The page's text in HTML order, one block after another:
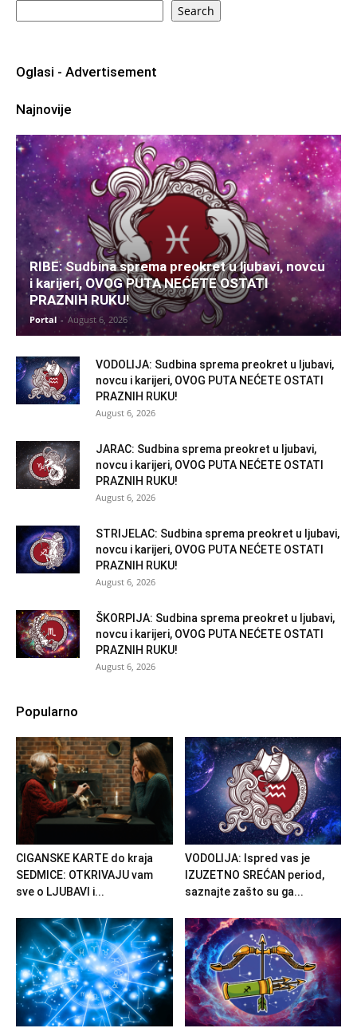
Search
Oglasi - Advertisement
Najnovije
RIBE: Sudbina sprema preokret u ljubavi, novcu
i karijeri, OVOG PUTA NEĆETE OSTATI
PRAZNIH RUKU!
Portal - August 6, 2026
VODOLIJA: Sudbina sprema preokret u ljubavi,
novcu i karijeri, OVOG PUTA NEĆETE OSTATI
PRAZNIH RUKU!
August 6, 2026
JARAC: Sudbina sprema preokret u ljubavi,
novcu i karijeri, OVOG PUTA NEĆETE OSTATI
PRAZNIH RUKU!
August 6, 2026
STRIJELAC: Sudbina sprema preokret u ljubavi,
novcu i karijeri, OVOG PUTA NEĆETE OSTATI
PRAZNIH RUKU!
August 6, 2026
ŠKORPIJA: Sudbina sprema preokret u ljubavi,
novcu i karijeri, OVOG PUTA NEĆETE OSTATI
PRAZNIH RUKU!
August 6, 2026
Popularno
CIGANSKE KARTE do kraja
SEDMICE: OTKRIVAJU vam
sve o LJUBAVI i...
VODOLIJA: Ispred vas je
IZUZETNO SREĆAN period,
saznajte zašto su ga...